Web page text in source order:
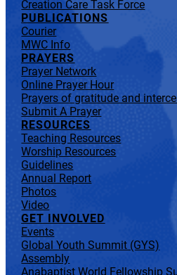
Creation Care Task Force
PUBLICATIONS
Courier
MWC Info
PRAYERS
Prayer Network
Online Prayer Hour
Prayers of gratitude and
Submit A Prayer
RESOURCES
Teaching Resources
Worship Resources
Guidelines
Annual Report
Photos
Video
GET INVOLVED
Events
Global Youth Summit (GYS)
Assembly
Anabaptist World Fellowship